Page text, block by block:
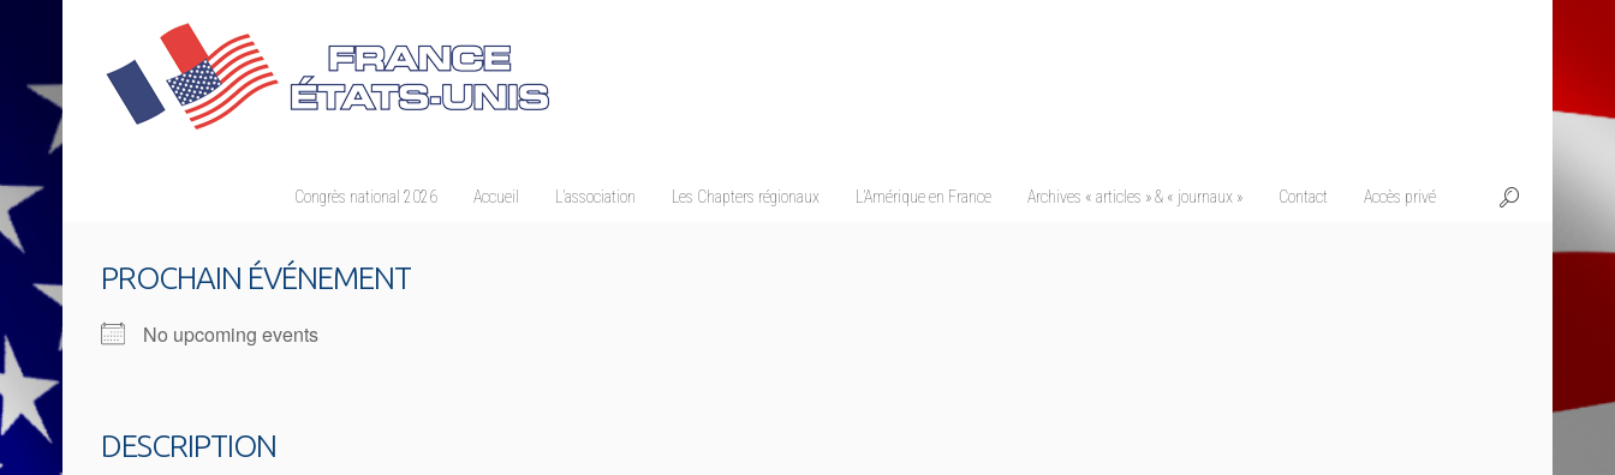
Congrès national 2026 Accueil L’association Les Chapters régionaux L’Amérique en France Archives « articles » & « journaux » Contact Accès privé
PROCHAIN ÉVÉNEMENT
No upcoming events
DESCRIPTION